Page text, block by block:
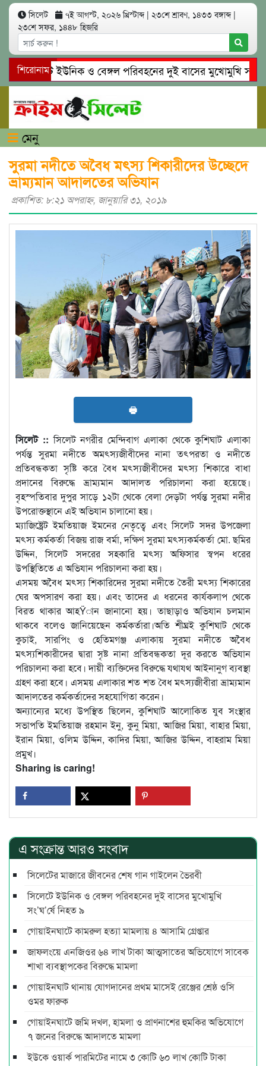
সিলেট ৭ই আগস্ট, ২০২৬ খ্রিস্টাব্দ | ২৩শে শ্রাবণ, ১৪৩৩ বঙ্গাব্দ |
২৩শে সফর, ১৪৪৮ হিজরি
শিরোনাম
সিলেটে ইউনিক ও বেঙ্গল পরিবহনের দুই বাসের মুখোমুখি
গোয়াইনঘাটে প্রেমের ফাঁদে তরুণী পাচার: মাদকাসক্ত রিমালকে
মেনু
সুরমা নদীতে অবৈধ মৎস্য শিকারীদের উচ্ছেদে
ভ্রাম্যমান আদালতের অভিযান
প্রকাশিত: ৮:২১ অপরাহ্ণ, জানুয়ারি ৩১, ২০১৯
🖶
সিলেট :: সিলেট নগরীর মেন্দিবাগ এলাকা থেকে কুশিঘাট এলাকা
পর্যন্ত সুরমা নদীতে অমৎস্যজীবীদের নানা তৎপরতা ও নদীতে
প্রতিবন্ধকতা সৃষ্টি করে বৈধ মৎস্যজীবীদের মৎস্য শিকারে বাধা
প্রদানের বিরুদ্ধে ভ্রাম্যমান আদালত পরিচালনা করা হয়েছে।
বৃহস্পতিবার দুপুর সাড়ে ১২টা থেকে বেলা দেড়টা পর্যন্ত সুরমা নদীর
উপরোক্তস্থানে এই অভিযান চালানো হয়।
ম্যাজিষ্ট্রেট ইমতিয়াজ ইমনের নেতৃত্বে এবং সিলেট সদর উপজেলা
মৎস্য কর্মকর্তা বিজয় রাজ বর্মা, দক্ষিণ সুরমা মৎস্যকর্মকর্তা মো. ছমির
উদ্দিন, সিলেট সদরের সহকারি মৎস্য অফিসার স্বপন ধরের
উপস্থিতিতে এ অভিযান পরিচালনা করা হয়।
এসময় অবৈধ মৎস্য শিকারিদের সুরমা নদীতে তৈরী মৎস্য শিকারের
ঘের অপসারণ করা হয়। এবং তাদের এ ধরনের কার্যকলাপ থেকে
বিরত থাকার আহŸান জানানো হয়। তাছাড়াও অভিযান চলমান
থাকবে বলেও জানিয়েছেন কর্মকর্তারা।অতি শীঘ্রই কুশিঘাট থেকে
কুচাই, সারপিং ও হেতিমগঞ্জ এলাকায় সুরমা নদীতে অবৈধ
মৎস্যশিকারীদের দ্বারা সৃষ্ট নানা প্রতিবন্ধকতা দূর করতে অভিযান
পরিচালনা করা হবে। দায়ী ব্যক্তিদের বিরুদ্ধে যথাযথ আইনানুগ ব্যবস্থা
গ্রহণ করা হবে। এসময় এলাকার শত শত বৈধ মৎস্যজীবীরা ভ্রাম্যমান
আদালতের কর্মকর্তাদের সহযোগিতা করেন।
অন্যান্যের মধ্যে উপস্থিত ছিলেন, কুশিঘাট আলোকিত যুব সংস্থার
সভাপতি ইমতিয়াজ রহমান ইনু, কুনু মিয়া, আজির মিয়া, বাহার মিয়া,
ইরান মিয়া, ওলিম উদ্দিন, কাদির মিয়া, আজির উদ্দিন, বাহরাম মিয়া
প্রমুখ।
Sharing is caring!
এ সংক্রান্ত আরও সংবাদ
সিলেটের মাজারে জীবনের শেষ গান গাইলেন ভৈরবী
সিলেটে ইউনিক ও বেঙ্গল পরিবহনের দুই বাসের মুখোমুখি
সং’ঘ’র্ষে নিহত ৯
গোয়াইনঘাটে কামরুল হত্যা মামলায় ৪ আসামি গ্রেপ্তার
জাফলংয়ে এনজিওর ৬৪ লাখ টাকা আত্মসাতের অভিযোগে সাবেক
শাখা ব্যবস্থাপকের বিরুদ্ধে মামলা
গোয়াইনঘাট থানায় যোগদানের প্রথম মাসেই রেঞ্জের শ্রেষ্ঠ ওসি
ওমর ফারুক
গোয়াইনঘাটে জমি দখল, হামলা ও প্রাণনাশের হুমকির অভিযোগে
৭ জনের বিরুদ্ধে আদালতে মামলা
ইউকে ওয়ার্ক পারমিটের নামে ৩ কোটি ৬০ লাখ কোটি টাকা